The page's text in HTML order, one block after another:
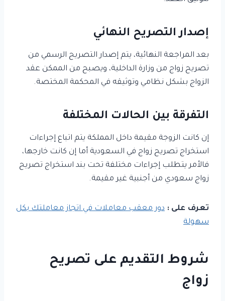
إصدار التصريح النهائي
بعد المراجعة النهائية، يتم إصدار التصريح الرسمي من
تصريح زواج من وزارة الداخلية، ويصبح من الممكن عقد
الزواج بشكل نظامي وتوثيقه في المحكمة المختصة.
التفرقة بين الحالات المختلفة
إن كانت الزوجة مقيمة داخل المملكة يتم اتباع إجراءات
استخراج تصريح زواج في السعودية أما إن كانت خارجها،
فالأمر يتطلب إجراءات مختلفة تحت بند استخراج تصريح
زواج سعودي من أجنبية غير مقيمة.
تعرف على : دور معقب معاملات في اتجاز معاملتك بكل
سهولة
شروط التقديم على تصريح
زواج